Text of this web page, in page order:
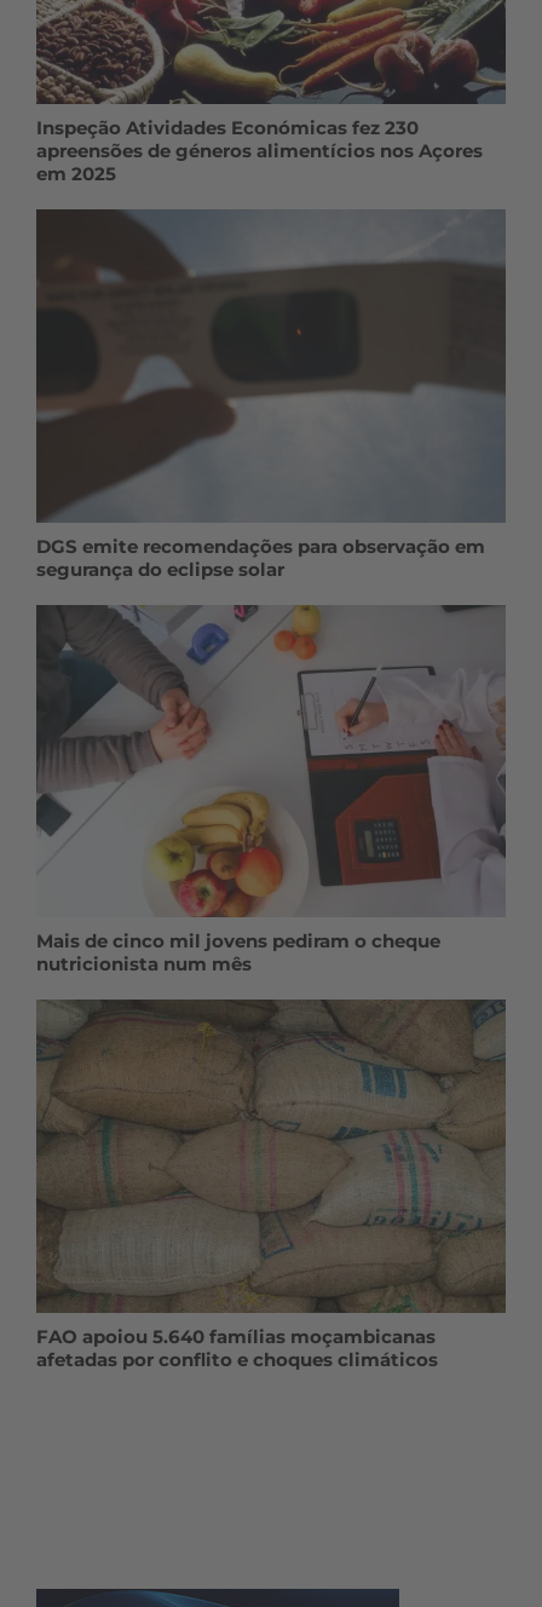
Inspeção Atividades Económicas fez 230
apreensões de géneros alimentícios nos Açores
em 2025
DGS emite recomendações para observação em
segurança do eclipse solar
Mais de cinco mil jovens pediram o cheque
nutricionista num mês
FAO apoiou 5.640 famílias moçambicanas
afetadas por conflito e choques climáticos